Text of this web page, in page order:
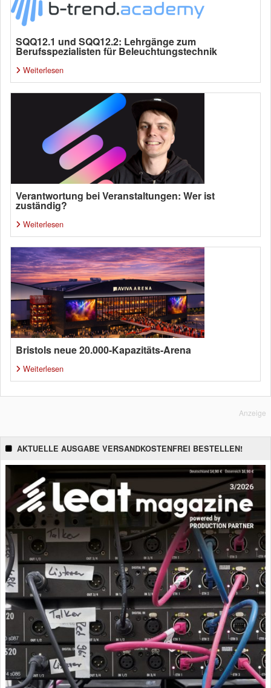
SQQ12.1 und SQQ12.2: Lehrgänge zum
Berufsspezialisten für Beleuchtungstechnik
Weiterlesen
Verantwortung bei Veranstaltungen: Wer ist
zuständig?
Weiterlesen
Bristols neue 20.000-Kapazitäts-Arena
Weiterlesen
Anzeige
AKTUELLE AUSGABE VERSANDKOSTENFREI BESTELLEN!